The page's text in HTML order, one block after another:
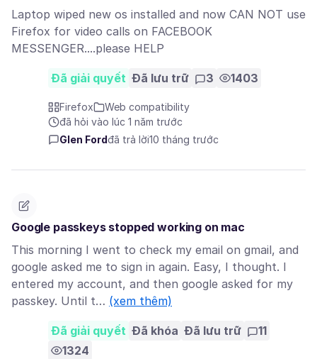
Laptop wiped new os installed and now CAN NOT use
Firefox for video calls on FACEBOOK
MESSENGER....please HELP
Đã giải quyết Đã lưu trữ 3 1403
Firefox
Web compatibility
đã hỏi vào lúc 1 năm trước
Glen Fordđã trả lời10 tháng trước
Google passkeys stopped working on mac
This morning I went to check my email on gmail, and
google asked me to sign in again. Easy, I thought. I
entered my account, and then google asked for my
passkey. Until t… (xem thêm)
Đã giải quyết Đã khóa Đã lưu trữ
11
1324